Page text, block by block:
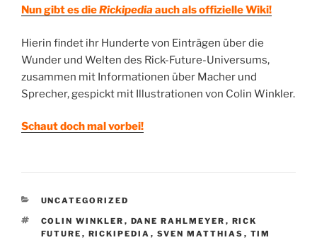
Nun gibt es dieRickipediaauch als offizielle Wiki!
Hierin findet ihr Hunderte von Einträgen über die
Wunder und Welten des Rick-Future-Universums,
zusammen mit Informationen über Macher und
Sprecher, gespickt mit Illustrationen von Colin Winkler.
Schaut doch mal vorbei!
KATEGORIEN
UNCATEGORIZED
SCHLAGWÖRTER
COLIN WINKLER , DANE RAHLMEYER , RICK
FUTURE , RICKIPEDIA , SVEN MATTHIAS , TIM